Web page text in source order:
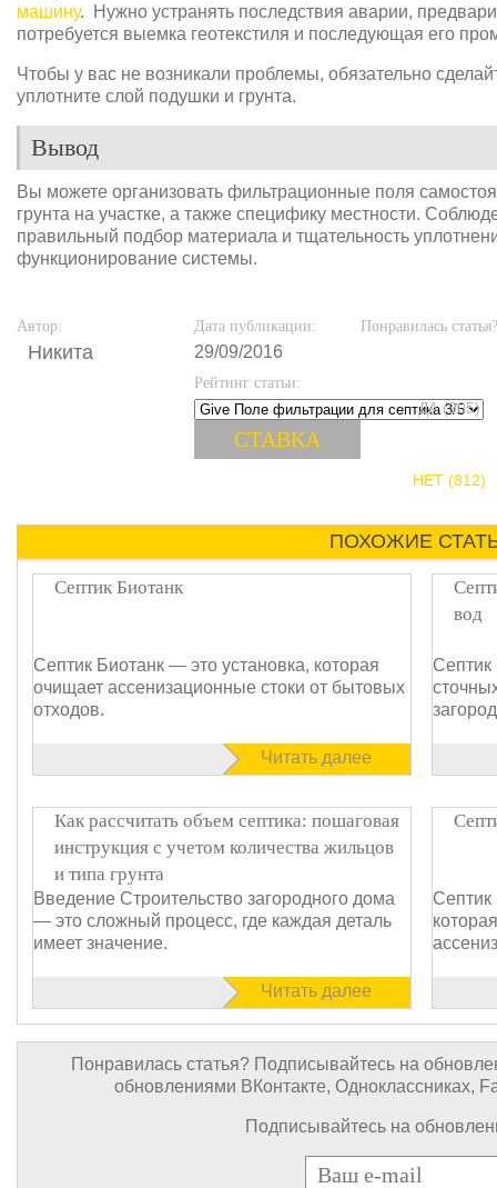
машину. Нужно устранять последствия аварии,
потребуется выемка геотекстиля и последующая его
Чтобы у вас не возникали проблемы, обязательно
уплотните слой подушки и грунта.
Вывод
Вы можете организовать фильтрационные поля
грунта на участке, а также специфику местности.
правильный подбор материала и тщательность
функционирование системы.
Автор:
Никита
Дата публикации:
29/09/2016
Рейтинг статьи:
Понравилась статья?
ДА (905)
НЕТ (812)
ПОХОЖИЕ
Септик Биотанк
Септик Биотанк — это установка, которая
очищает ассенизационные стоки от бытовых
отходов.
Читать далее
вод
Септик
Как рассчитать объем септика: пошаговая
инструкция с учетом количества жильцов
и типа грунта
Введение Строительство загородного дома
— это сложный процесс, где каждая деталь
имеет значение.
Читать далее
Септик
Понравилась статья? Подписывайтесь на
обновлениями ВКонтакте, Одноклассниках,
Подписывайтесь на
E-mail